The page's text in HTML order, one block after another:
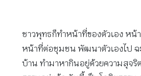
ชาวพุทธก็ทำหน้าที่ของตัวเอง หน้
หน้าที่ต่อชุมชน พัฒนาตัวเองไป ฉ
บ้าน ทำมาหากินอยู่ด้วยความสุจริ